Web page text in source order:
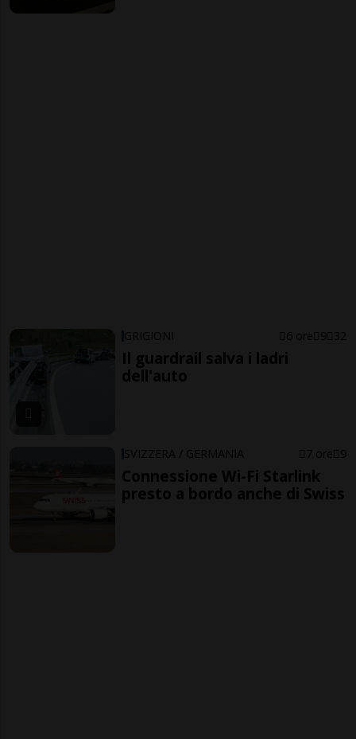
GRIGIONI 6 ore 9 32
Il guardrail salva i ladri
dell'auto
SVIZZERA / GERMANIA 7 ore 9
Connessione Wi-Fi Starlink
presto a bordo anche di Swiss